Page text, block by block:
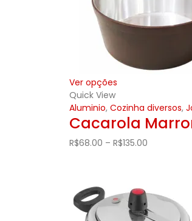
Ver opções
Quick View
Aluminio, Cozinha diversos,
Cacarola
R$68.00 – R$135.00